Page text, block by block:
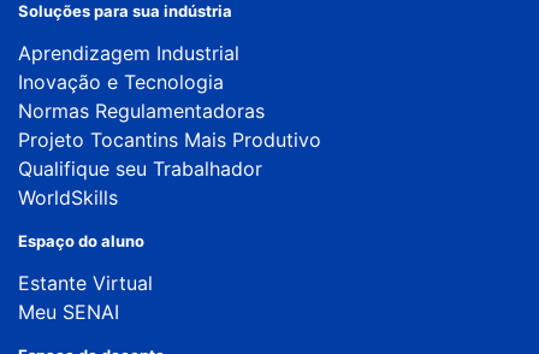
Soluções para sua indústria
Aprendizagem Industrial
Inovação e Tecnologia
Normas Regulamentadoras
Projeto Tocantins Mais Produtivo
Qualifique seu Trabalhador
WorldSkills
Espaço do aluno
Estante Virtual
Meu SENAI